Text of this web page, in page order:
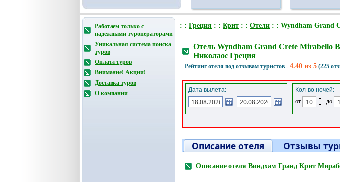
Работаем только с
надежными туроператорами
Уникальная система поиска
туров
Оплата туров
Внимание! Акции!
Доставка туров
О компании
: : Греция : : Крит : : Отели : : Wyndham Grand
Отель Wyndham Grand Crete Mirabello
Николаос Греция
Рейтинг отеля под отзывам туристов - 4.40 из 5 (225
Дата вылета:
Кол-во ночей:
от
до
Описание отеля Отзывы
Описание отеля Виндхам Гранд Крит